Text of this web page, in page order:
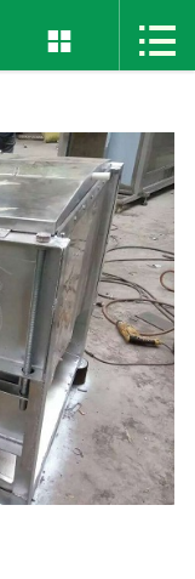
 首页
产品展示
热销产品
案例展示
最新资讯
在线留言
 